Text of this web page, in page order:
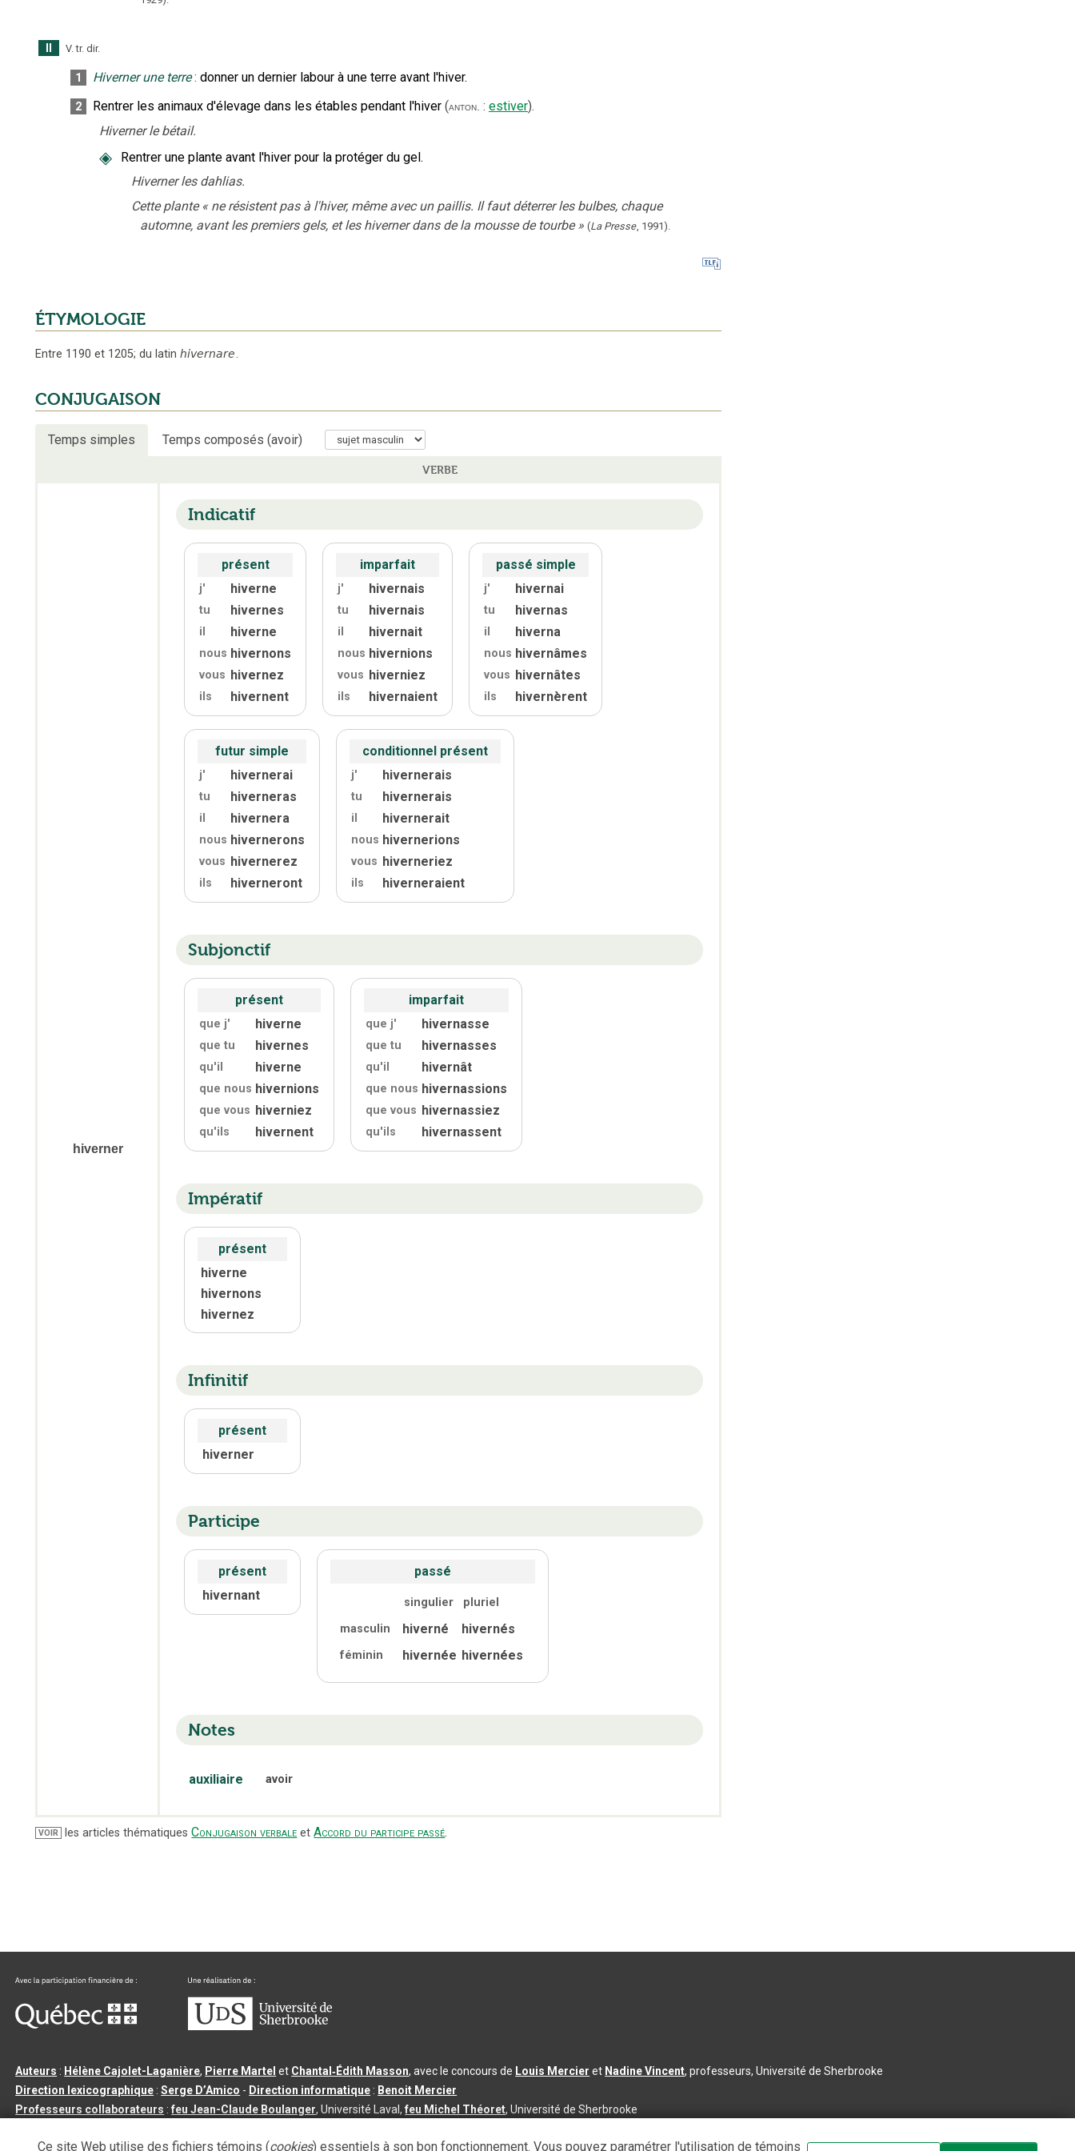
V. tr. dir.
1 Hiverner une terre : donner un dernier labour à une terre avant l'hiver.
2 Rentrer les animaux d'élevage dans les étables pendant l'hiver (anton. : estiver).
Hiverner le bétail.
◈
Rentrer une plante avant l'hiver pour la protéger du gel.
Hiverner les dahlias.
Cette plante « ne résistent pas à l'hiver, même avec un paillis. Il faut déterrer les bulbes, chaque
automne, avant les premiers gels, et les hiverner dans de la mousse de tourbe » (La Presse 1991).
ÉTYMOLOGIE
Entre 1190 et 1205; du latin hivernare.
CONJUGAISON
Temps simples Temps composés (avoir)
VERBE
hiverner
Indicatif
présent
j' hiverne
tu hivernes
il hiverne
nous hivernons
vous hivernez
ils hivernent
imparfait
j' hivernais
tu hivernais
il hivernait
nous hivernions
vous hiverniez
ils hivernaient
passé simple
j' hivernai
tu hivernas
il hiverna
nous hivernâmes
vous hivernâtes
ils hivernèrent
futur simple
j' hivernerai
tu hiverneras
il hivernera
nous hivernerons
vous hivernerez
ils hiverneront
conditionnel présent
j' hivernerais
tu hivernerais
il hivernerait
nous hivernerions
vous hiverneriez
ils hiverneraient
Subjonctif
présent
que j' hiverne
que tu hivernes
qu'il hiverne
que nous hivernions
que vous hiverniez
qu'ils hivernent
imparfait
que j' hivernasse
que tu hivernasses
qu'il hivernât
que nous hivernassions
que vous hivernassiez
qu'ils hivernassent
Impératif
présent
hiverne
hivernons
hivernez
Infinitif
présent
hiverner
Participe
présent
hivernant
passé
singulier
pluriel
masculin
hiverné hivernés
féminin hivernée hivernées
Notes
auxiliaire avoir
VOIR les articles thématiques Conjugaison verbale etAccord du participe passé.
Auteurs : Hélène Cajolet-Laganière, Pierre Martel et Chantal‑Édith Masson, avec le concours de Louis Mercier et Nadine Vincent, professeurs, Université de Sherbrooke
Direction lexicographique :Serge D’Amico - Direction informatique : Benoit Mercier
Professeurs collaborateurs :feu Jean-Claude Boulanger, Université Laval,feu Michel Théoret, Université de Sherbrooke
Ce site Web utilise des fichiers témoins (cookies) essentiels à son bon fonctionnement. Vous pouvez paramétrer l'utilisation de témoins